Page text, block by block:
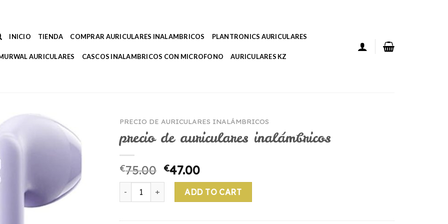
INICIO TIENDA COMPRAR AURICULARES INALAMBRICOS PLANTRONICS AURICULARES
AURICULARES CASCOS INALAMBRICOS CON MICROFONO AURICULARES KZ
PRECIO DE AURICULARES INALÁMBRICOS
precio de auriculares inalámbricos
€75.00 €47.00
precio de auriculares inalámbricos quantity
ADD TO CART